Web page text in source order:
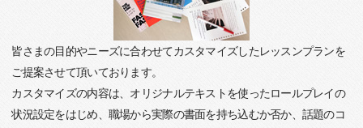
皆さまの目的やニーズに合わせてカスタマイズしたレッスンプランを
ご提案させて頂いております。
カスタマイズの内容は、オリジナルテキストを使ったロールプレイの
状況設定をはじめ、職場から実際の書面を持ち込むか否か、話題のコ